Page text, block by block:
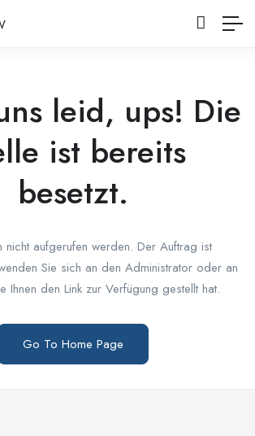
leid, ups! Die
ist bereits
besetzt.
nicht aufgerufen werden. Der Auftrag ist
Sie sich an den Administrator oder an
Ihnen den Link zur Verfügung gestellt hat.
Go To Home Page